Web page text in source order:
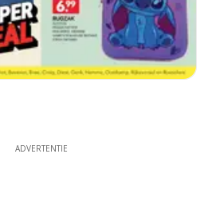
ADVERTENTIE